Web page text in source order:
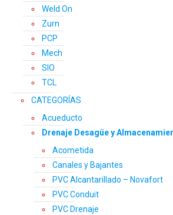
Weld On
Zurn
PCP
Mech
SIO
TCL
CATEGORÍAS
Acueducto
Drenaje Desagüe y
Acometida
Canales y Bajantes
PVC Alcantarillado – Novafort
PVC Conduit
PVC Drenaje